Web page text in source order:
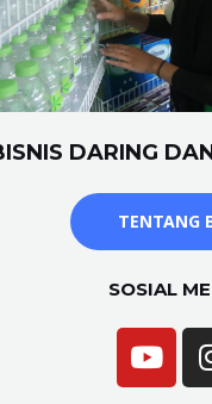
DARING
TENTANG
SOSIAL